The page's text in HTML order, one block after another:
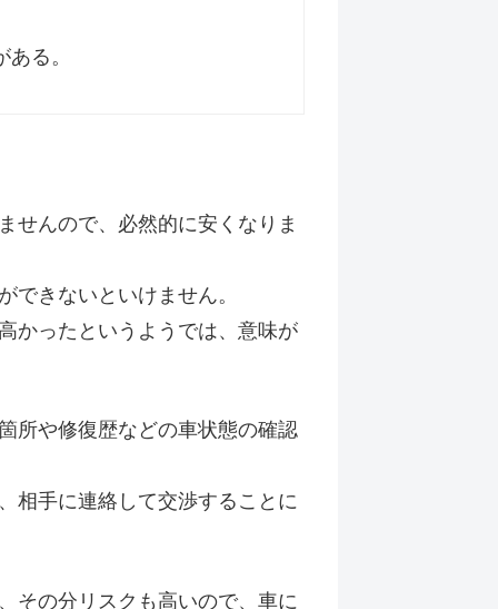
る。
せんので、必然的に安くなりま
できないといけません。
かったというようでは、意味が
所や修復歴などの車状態の確認
相手に連絡して交渉することに
その分リスクも高いので、車に